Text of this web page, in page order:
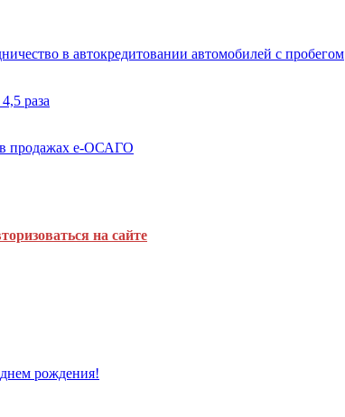
в автокредитовании автомобилей с пробегом
раза
продажах е-ОСАГО
на сайте
рождения!